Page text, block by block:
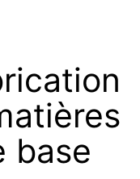
base